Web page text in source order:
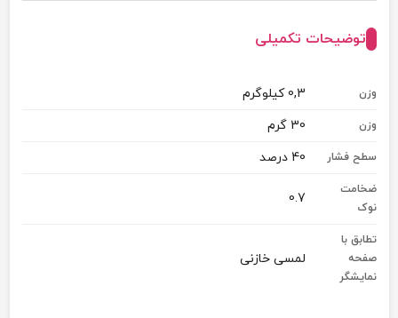
توضیحات تکمیلی
وزن 0,3 کیلوگرم
وزن 30 گرم
سطح فشار 40 درصد
ضخامت
نوک
0.7
تطابق با
صفحه
نمایشگر
لمسی خازنی